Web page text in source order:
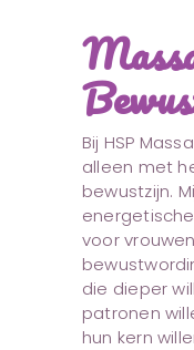
Bij HSP
alleen met
bewustzijn.
voor
die dieper
patronen
hun kern